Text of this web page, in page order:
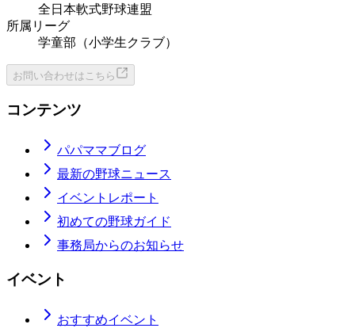
全日本軟式野球連盟
所属リーグ
学童部（小学生クラブ）
お問い合わせはこちら
コンテンツ
パパママブログ
最新の野球ニュース
イベントレポート
初めての野球ガイド
事務局からのお知らせ
イベント
おすすめイベント